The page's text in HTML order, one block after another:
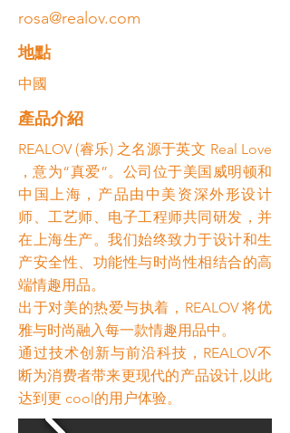
rosa@realov.com
​地點
中國
​產品介紹
REALOV (睿乐) 之名源于英文 Real Love
，意为“真爱”。公司位于美国威明顿和
中国上海，产品由中美资深外形设计
师、工艺师、电子工程师共同研发，并
在上海生产。我们始终致力于设计和生
产安全性、功能性与时尚性相结合的高
端情趣用品。
出于对美的热爱与执着，REALOV 将优
雅与时尚融入每一款情趣用品中。
通过技术创新与前沿科技，REALOV不
断为消费者带来更现代的产品设计,以此
达到更 cool的用户体验。